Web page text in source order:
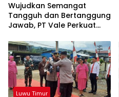
Wujudkan Semangat
Tangguh dan Bertanggung
Jawab, PT Vale Perkuat
yang Kredibel
Luwu Timur